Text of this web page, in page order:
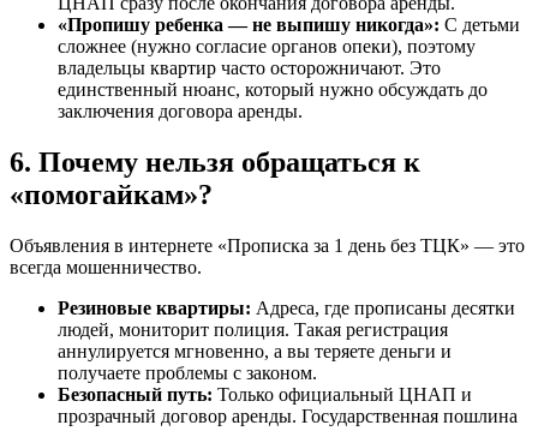
«Пропишу ребенка — не выпишу никогда»: С детьми
сложнее (нужно согласие органов опеки), поэтому
владельцы квартир часто осторожничают. Это
единственный нюанс, который нужно обсуждать до
заключения договора аренды.
6. Почему нельзя обращаться к
«помогайкам»?
Объявления в интернете «Прописка за 1 день без ТЦК» — это
всегда мошенничество.
Резиновые квартиры: Адреса, где прописаны десятки
людей, мониторит полиция. Такая регистрация
аннулируется мгновенно, а вы теряете деньги и
получаете проблемы с законом.
Безопасный путь: Только официальный ЦНАП и
прозрачный договор аренды. Государственная пошлина